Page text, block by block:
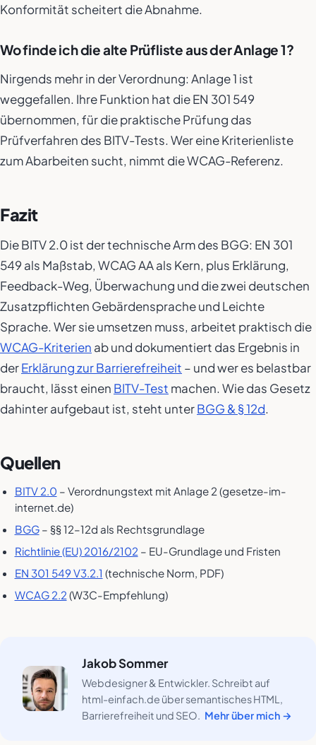
Konformität scheitert die Abnahme.
Wo finde ich die alte Prüfliste aus der Anlage 1?
Nirgends mehr in der Verordnung: Anlage 1 ist
weggefallen. Ihre Funktion hat die EN 301 549
übernommen, für die praktische Prüfung das
Prüfverfahren des BITV-Tests. Wer eine Kriterienliste
zum Abarbeiten sucht, nimmt die WCAG-Referenz.
Fazit
Die BITV 2.0 ist der technische Arm des BGG: EN 301
549 als Maßstab, WCAG AA als Kern, plus Erklärung,
Feedback-Weg, Überwachung und die zwei deutschen
Zusatzpflichten Gebärdensprache und Leichte
Sprache. Wer sie umsetzen muss, arbeitet praktisch die
WCAG-Kriterien ab und dokumentiert das Ergebnis in
derErklärung zur Barrierefreiheit – und wer es belastbar
braucht, lässt einen BITV-Test machen. Wie das Gesetz
dahinter aufgebaut ist, steht unterBGG & § 12d.
Quellen
BITV 2.0 – Verordnungstext mit Anlage 2 (gesetze-im-
internet.de)
BGG– §§ 12–12d als Rechtsgrundlage
Richtlinie (EU) 2016/2102 – EU-Grundlage und Fristen
EN 301 549 V3.2.1 (technische Norm, PDF)
WCAG 2.2 (W3C-Empfehlung)
Jakob Sommer
Webdesigner & Entwickler. Schreibt auf
html-einfach.de über semantisches HTML,
Barrierefreiheit und SEO. Mehr über mich →